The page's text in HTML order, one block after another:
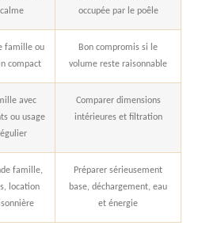
calme
occupée par le poêle
famille ou
compact
Bon compromis si le
volume reste raisonnable
avec
ou usage
Comparer dimensions
intérieures et filtration
famille,
location
Préparer sérieusement
base, déchargement, eau
et énergie